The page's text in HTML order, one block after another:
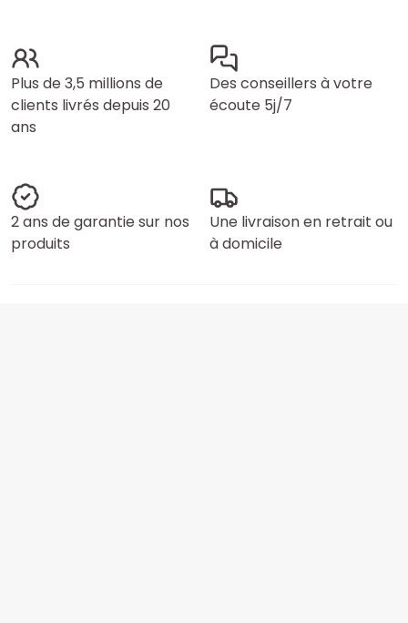
Plus de 3,5 millions de
clients livrés depuis 20
ans
Des conseillers à votre
écoute 5j/7
2 ans de garantie sur nos
produits
Une livraison en retrait ou
à domicile